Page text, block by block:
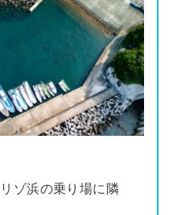
ゾ浜の乗り場に隣